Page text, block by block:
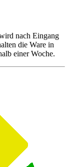
nach Eingang
die Ware in
einer Woche.